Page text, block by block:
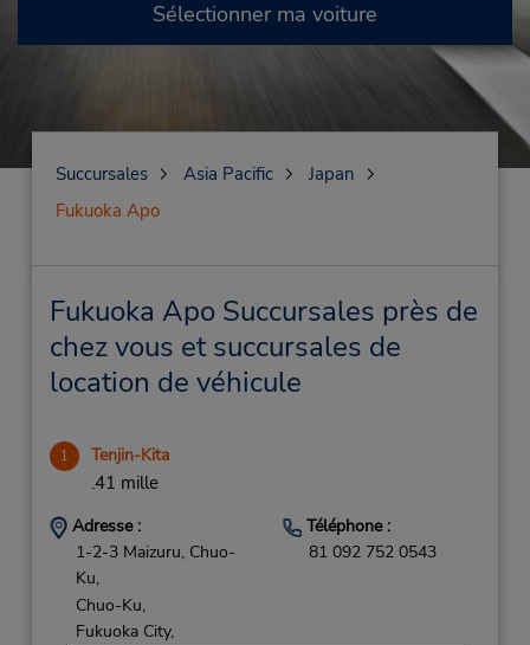
Sélectionner ma voiture
Succursales Asia Pacific
Japan
Fukuoka Apo
Fukuoka Apo Succursales près de
chez vous et succursales de
location de véhicule
1 Tenjin-Kita
.41 mille
Adresse :
1-2-3 Maizuru, Chuo-
Ku,
Chuo-Ku,
Fukuoka City,
Téléphone :
81 092 752 0543